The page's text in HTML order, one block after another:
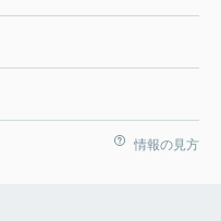
情報の見方